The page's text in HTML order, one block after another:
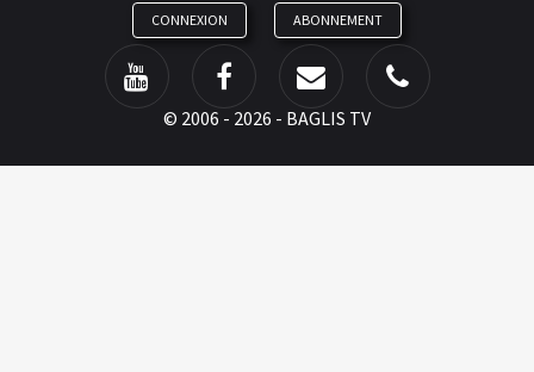
CONNEXION ABONNEMENT
© 2006 - 2026 - BAGLIS TV